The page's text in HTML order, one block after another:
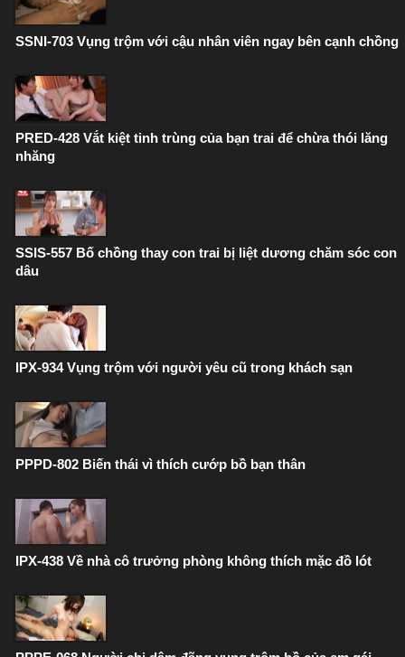
SSNI-703 Vụng trộm với cậu nhân viên ngay bên cạnh chồng
PRED-428 Vắt kiệt tinh trùng của bạn trai để chừa thói lăng
nhăng
SSIS-557 Bố chồng thay con trai bị liệt dương chăm sóc con
dâu
IPX-934 Vụng trộm với người yêu cũ trong khách sạn
PPPD-802 Biến thái vì thích cướp bồ bạn thân
IPX-438 Về nhà cô trưởng phòng không thích mặc đồ lót